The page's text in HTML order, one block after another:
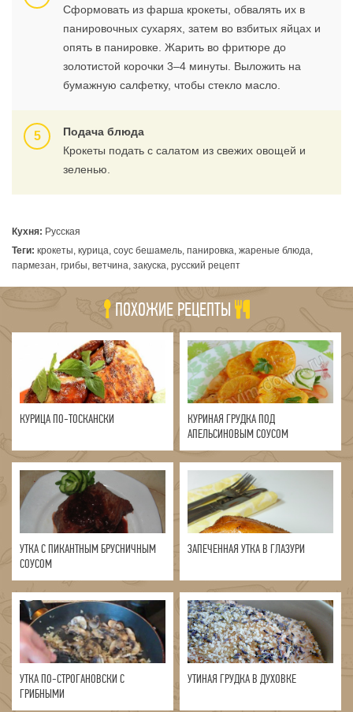
Сформовать из фарша крокеты, обвалять их в
панировочных сухарях, затем во взбитых яйцах и
опять в панировке. Жарить во фритюре до
золотистой корочки 3–4 минуты. Выложить на
бумажную салфетку, чтобы стекло масло.
Подача блюда
Крокеты подать с салатом из свежих овощей и
зеленью.
Кухня: Русская
Теги: крокеты, курица, соус бешамель, панировка, жареные блюда,
пармезан, грибы, ветчина, закуска, русский рецепт
ПОХОЖИЕ РЕЦЕПТЫ
КУРИЦА ПО-ТОСКАНСКИ
КУРИНАЯ ГРУДКА ПОД
АПЕЛЬСИНОВЫМ СОУСОМ
УТКА С ПИКАНТНЫМ БРУСНИЧНЫМ
СОУСОМ
ЗАПЕЧЕННАЯ УТКА В ГЛАЗУРИ
УТКА ПО-СТРОГАНОВСКИ С
ГРИБНЫМИ
УТИНАЯ ГРУДКА В ДУХОВКЕ